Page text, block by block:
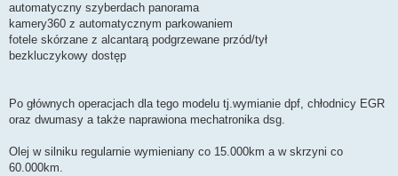
automatyczny szyberdach panorama
kamery360 z automatycznym parkowaniem
fotele skórzane z alcantarą podgrzewane przód/tył
bezkluczykowy dostęp
Po głównych operacjach dla tego modelu tj.wymianie dpf, chłodnicy EGR
oraz dwumasy a także naprawiona mechatronika dsg.
Olej w silniku regularnie wymieniany co 15.000km a w skrzyni co
60.000km.